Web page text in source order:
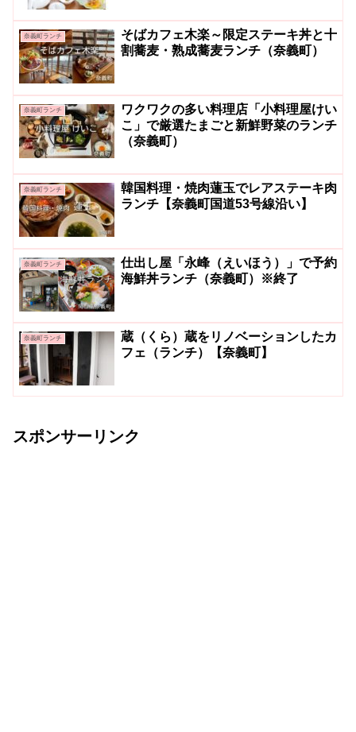
奈義町ランチ
そばカフェ木楽～限定ステーキ丼と十
割蕎麦・熟成蕎麦ランチ（奈義町）
奈義町ランチ
ワクワクの多い料理店「小料理屋けい
こ」で厳選たまごと新鮮野菜のランチ
（奈義町）
奈義町ランチ
韓国料理・焼肉蓮玉でレアステーキ肉
ランチ【奈義町国道53号線沿い】
奈義町ランチ
仕出し屋「永峰（えいほう）」で予約
海鮮丼ランチ（奈義町）※終了
奈義町ランチ
蔵（くら）蔵をリノベーションしたカ
フェ（ランチ）【奈義町】
スポンサーリンク